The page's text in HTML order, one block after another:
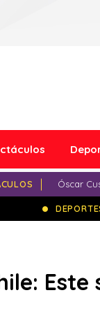
Óscar